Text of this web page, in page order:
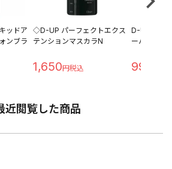
ッドア
ンブラ
◇D-UP パーフェクトエクス
テンションマスカラN
1,650
D-UP アイ
ーパーハー
990
近閲覧した商品